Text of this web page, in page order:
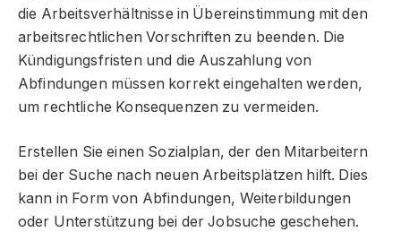
die Arbeitsverhältnisse in Übereinstimmung mit den
arbeitsrechtlichen Vorschriften zu beenden. Die
Kündigungsfristen und die Auszahlung von
Abfindungen müssen korrekt eingehalten werden,
um rechtliche Konsequenzen zu vermeiden.
Erstellen Sie einen Sozialplan, der den Mitarbeitern
bei der Suche nach neuen Arbeitsplätzen hilft. Dies
kann in Form von Abfindungen, Weiterbildungen
oder Unterstützung bei der Jobsuche geschehen.